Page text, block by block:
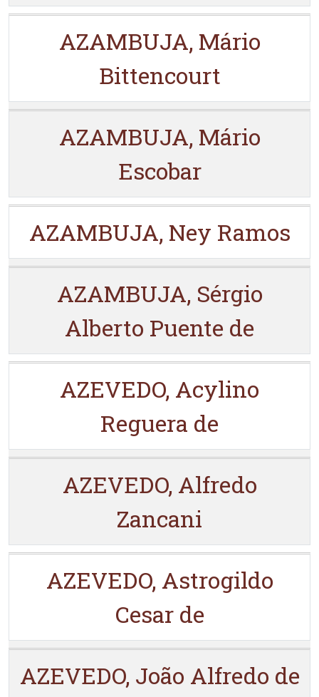
AZAMBUJA, Mário
Bittencourt
AZAMBUJA, Mário
Escobar
AZAMBUJA, Ney Ramos
AZAMBUJA, Sérgio
Alberto Puente de
AZEVEDO, Acylino
Reguera de
AZEVEDO, Alfredo
Zancani
AZEVEDO, Astrogildo
Cesar de
AZEVEDO, João Alfredo de